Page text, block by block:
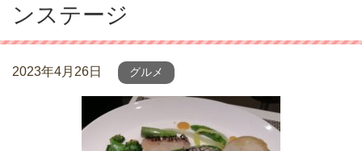
ンステージ
2023年4月26日 グルメ